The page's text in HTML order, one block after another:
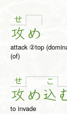
せ
攻め
attack ②top
(of)
せ
攻め
こ
込
to invade